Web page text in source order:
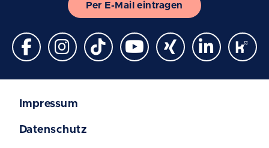
Per E-Mail eintragen
Impressum
Datenschutz